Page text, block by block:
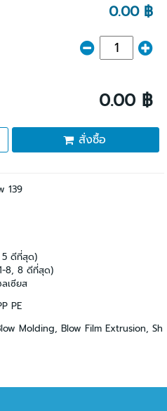
0.00 ฿
0.00 ฿
สั่งซื้อ
139
5 ดีที่สุด)
8, 8 ดีที่สุด)
เซียส
PE
Molding, Blow Film Extrusion, Sh